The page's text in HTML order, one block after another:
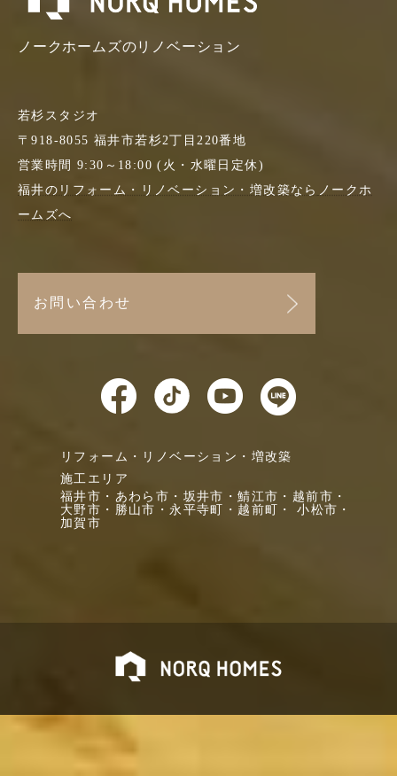
ノークホームズのリノベーション
若杉スタジオ
〒918-8055 福井市若杉2丁目220番地
営業時間 9:30～18:00 (火・水曜日定休)
福井のリフォーム・リノベーション・増改築なら ノークホ
ームズへ
お問い合わせ
リフォーム・リノベーション・増改築
施工エリア
福井市・ あわら市・ 坂井市・鯖江市・ 越前市・
大野市・ 勝山市・ 永平寺町・ 越前町・
小松市・
加賀市